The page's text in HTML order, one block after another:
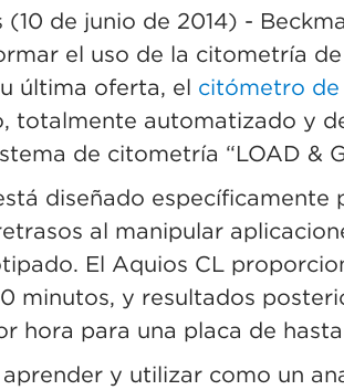
(10 de junio de 2014) -
el uso de la citometría
última oferta, el citómetro de
totalmente automatizado y
de citometría “LOAD &
diseñado
al manipular
El Aquios CL
minutos, y resultados
hora para una placa de
aprender y utilizar como un